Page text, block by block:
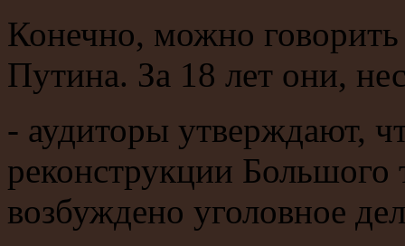
Конечно, можно
Путина. За 18 лет они,
- аудиторы утверждают,
реконструкции Большого
возбуждено уголовное